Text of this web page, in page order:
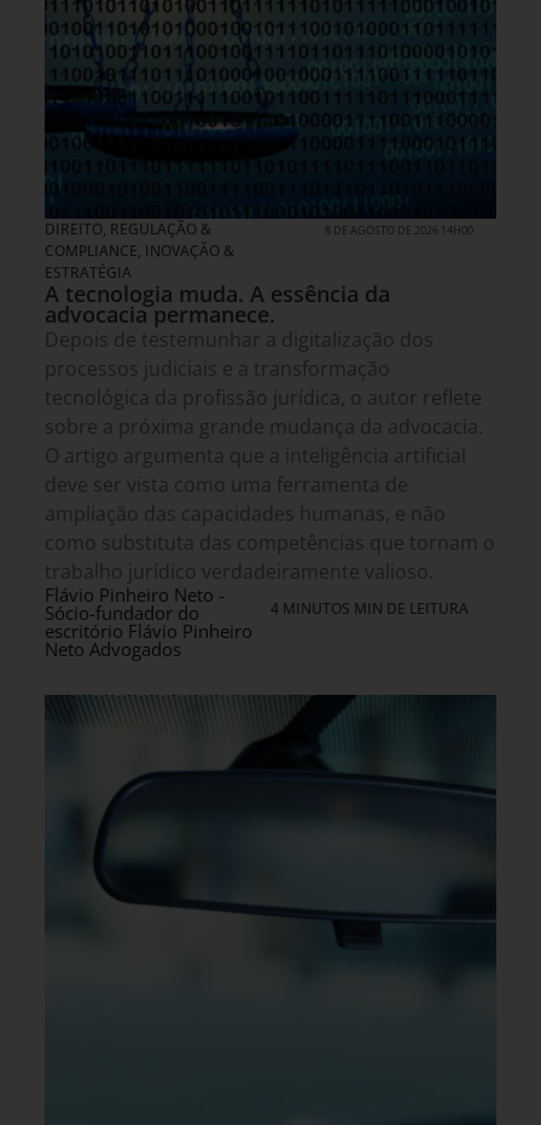
DIREITO, REGULAÇÃO &
COMPLIANCE, INOVAÇÃO &
ESTRATÉGIA
8 DE AGOSTO DE 2026 14H00
A tecnologia muda. A essência da
advocacia permanece.
Depois de testemunhar a digitalização dos
processos judiciais e a transformação
tecnológica da profissão jurídica, o autor reflete
sobre a próxima grande mudança da advocacia.
O artigo argumenta que a inteligência artificial
deve ser vista como uma ferramenta de
ampliação das capacidades humanas, e não
como substituta das competências que tornam o
trabalho jurídico verdadeiramente valioso.
Flávio Pinheiro Neto -
Sócio-fundador do
escritório Flávio Pinheiro
Neto Advogados
4 MINUTOS MIN DE LEITURA